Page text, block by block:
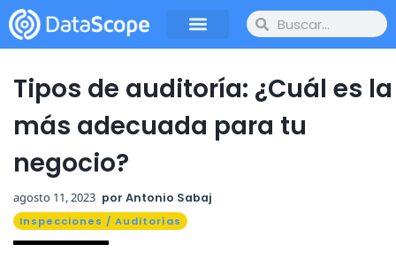
Tipos de auditoría: ¿Cuál es la
más adecuada para tu
negocio?
agosto 11, 2023 por Antonio Sabaj
Inspecciones / Auditorías